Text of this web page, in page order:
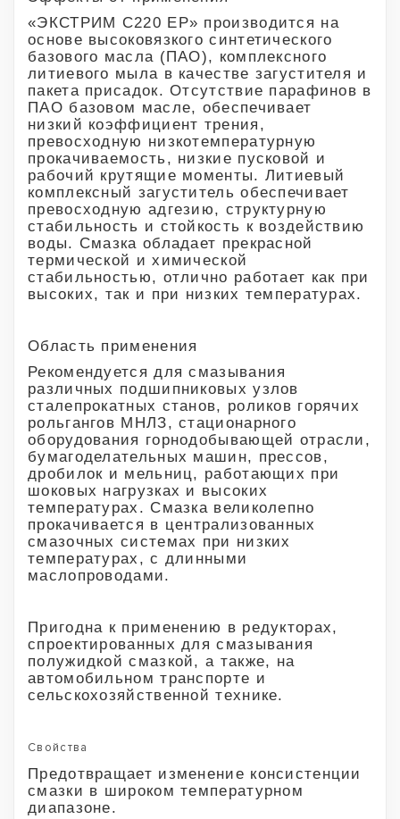
«ЭКСТРИМ С220 EP» производится на
основе высоковязкого синтетического
базового масла (ПАО), комплексного
литиевого мыла в качестве загустителя и
пакета присадок. Отсутствие парафинов в
ПАО базовом масле, обеспечивает
низкий коэффициент трения,
превосходную низкотемпературную
прокачиваемость, низкие пусковой и
рабочий крутящие моменты. Литиевый
комплексный загуститель обеспечивает
превосходную адгезию, структурную
стабильность и стойкость к воздействию
воды. Смазка обладает прекрасной
термической и химической
стабильностью, отлично работает как при
высоких, так и при низких температурах.
Область применения
Рекомендуется для смазывания
различных подшипниковых узлов
сталепрокатных станов, роликов горячих
рольгангов МНЛЗ, стационарного
оборудования горнодобывающей отрасли,
бумагоделательных машин, прессов,
дробилок и мельниц, работающих при
шоковых нагрузках и высоких
температурах. Смазка великолепно
прокачивается в централизованных
смазочных системах при низких
температурах, с длинными
маслопроводами.
Пригодна к применению в редукторах,
спроектированных для смазывания
полужидкой смазкой, а также, на
автомобильном транспорте и
сельскохозяйственной технике.
Свойства
Предотвращает изменение консистенции
смазки в широком температурном
диапазоне.